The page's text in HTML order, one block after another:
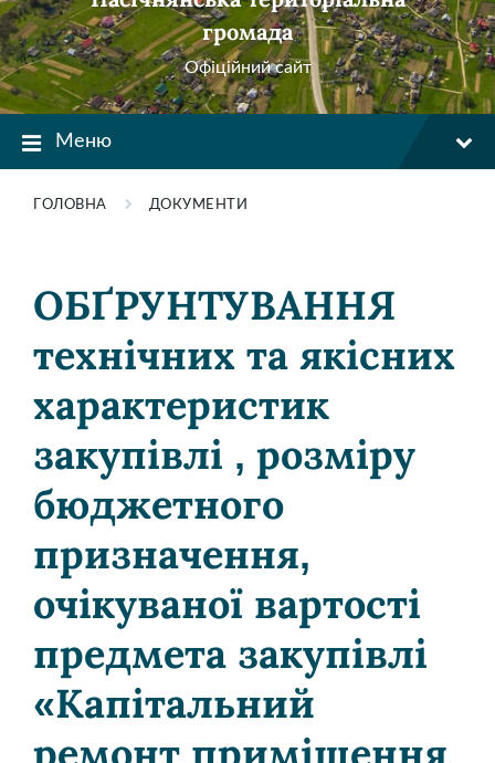
громада
Офіційний сайт
Меню
ГОЛОВНА ДОКУМЕНТИ
ОБҐРУНТУВАННЯ
технічних та якісних
характеристик
закупівлі , розміру
бюджетного
призначення,
очікуваної вартості
предмета закупівлі
«Капітальний
ремонт приміщення